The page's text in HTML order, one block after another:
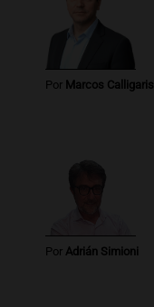
Por Marcos Calligaris
Por Adrián Simioni